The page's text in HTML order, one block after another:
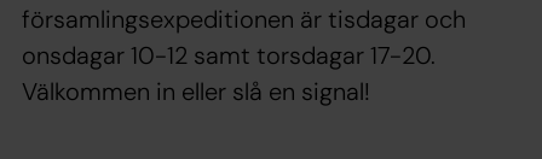
församlingsexpeditionen är tisdagar och
onsdagar 10-12 samt torsdagar 17-20.
Välkommen in eller slå en signal!